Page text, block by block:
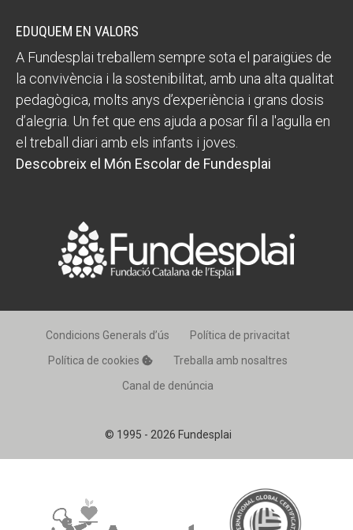
EDUQUEM EN VALORS
A Fundesplai treballem sempre sota el paraigües de
la convivència i la sostenibilitat, amb una alta qualitat
pedagògica, molts anys d’experiència i grans dosis
d’alegria. Un fet que ens ajuda a posar fil a l'agulla en
el treball diari amb els infants i joves.
Descobreix el Món Escolar de Fundesplai
© 1995 - 2026 Fundesplai
Condicions Generals d’ús
Política de privacitat
Política de cookies
Treballa amb nosaltres
Canal de denúncia